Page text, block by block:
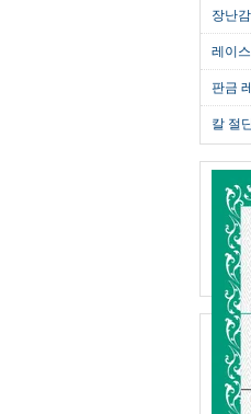
장난
레이
판금
칼 절